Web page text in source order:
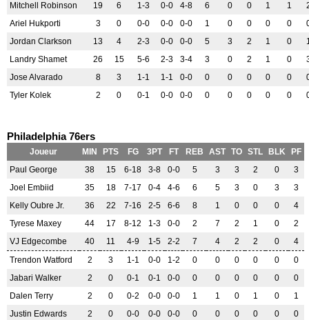
Mitchell Robinson
19 6 1-3 0-0 4-8 6 0 0 1 1
Ariel Hukporti
3 0 0-0 0-0 0-0 1 0 0 0 0
Jordan Clarkson
13 4 2-3 0-0 0-0 5 3 2 1 0
Landry Shamet
26 15 5-6 2-3 3-4 3 0 2 1 0
Jose Alvarado
8 3 1-1 1-1 0-0 0 0 0 0 0
Tyler Kolek
2 0 0-1 0-0 0-0 0 0 0 0 0
Philadelphia 76ers
Joueur MIN PTS FG 3PT FT REB AST TO STL BLK
PF
Paul George
38 15 6-18 3-8 0-0 5 3 3 2 0
3
Joel Embiid
35 18 7-17 0-4 4-6 6 5 3 0 3
3
Kelly Oubre Jr.
36 22 7-16 2-5 6-6 8 1 0 0 0
4
Tyrese Maxey
44 17 8-12 1-3 0-0 2 7 2 1 0
2
VJ Edgecombe
40 11 4-9 1-5 2-2 7 4 2 2 0
4
Trendon Watford
2 3 1-1 0-0 1-2 0 0 0 0 0
0
Jabari Walker
2 0 0-1 0-1 0-0 0 0 0 0 0
0
Dalen Terry
2 0 0-2 0-0 0-0 1 1 0 1 0
1
Justin Edwards
2 0 0-0 0-0 0-0 0 0 0 0 0
0